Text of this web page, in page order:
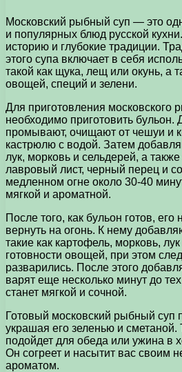
Московский рыбный суп — это
и популярных блюд русской
историю и глубокие традиции.
этого супа включает в себя
такой как щука, лещ или окунь, а
овощей, специй и зелени.
Для приготовления московского
необходимо приготовить бульон.
промывают, очищают от чешуи и
кастрюлю с водой. Затем
лук, морковь и сельдерей, а
лавровый лист, черный перец и
медленном огне около 30-40
мягкой и ароматной.
После того, как бульон готов,
вернуть на огонь. К нему
такие как картофель, морковь,
готовности овощей, при этом
разварились. После этого
варят еще несколько минут до
станет мягкой и сочной.
Готовый московский рыбный суп
украшая его зеленью и сметаной.
подойдет для обеда или ужина в
Он согреет и насытит вас своим
ароматом.